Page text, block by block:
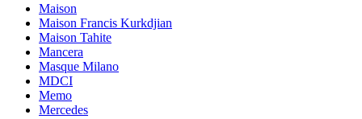
Maison
Maison Francis Kurkdjian
Maison Tahite
Mancera
Masque Milano
MDCI
Memo
Mercedes